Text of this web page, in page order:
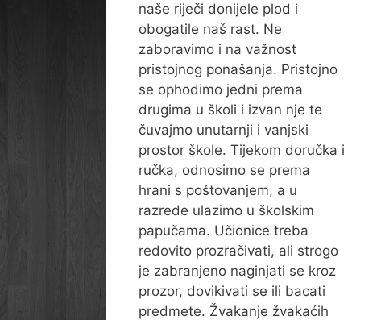
naše riječi donijele plod i
obogatile naš rast. Ne
zaboravimo i na važnost
pristojnog ponašanja. Pristojno
se ophodimo jedni prema
drugima u školi i izvan nje te
čuvajmo unutarnji i vanjski
prostor škole. Tijekom doručka i
ručka, odnosimo se prema
hrani s poštovanjem, a u
razrede ulazimo u školskim
papučama. Učionice treba
redovito prozračivati, ali strogo
je zabranjeno naginjati se kroz
prozor, dovikivati se ili bacati
predmete. Žvakanje žvakaćih